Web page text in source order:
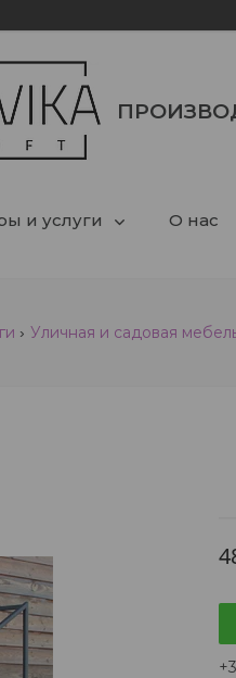
и услуги О нас
Уличная и садовая